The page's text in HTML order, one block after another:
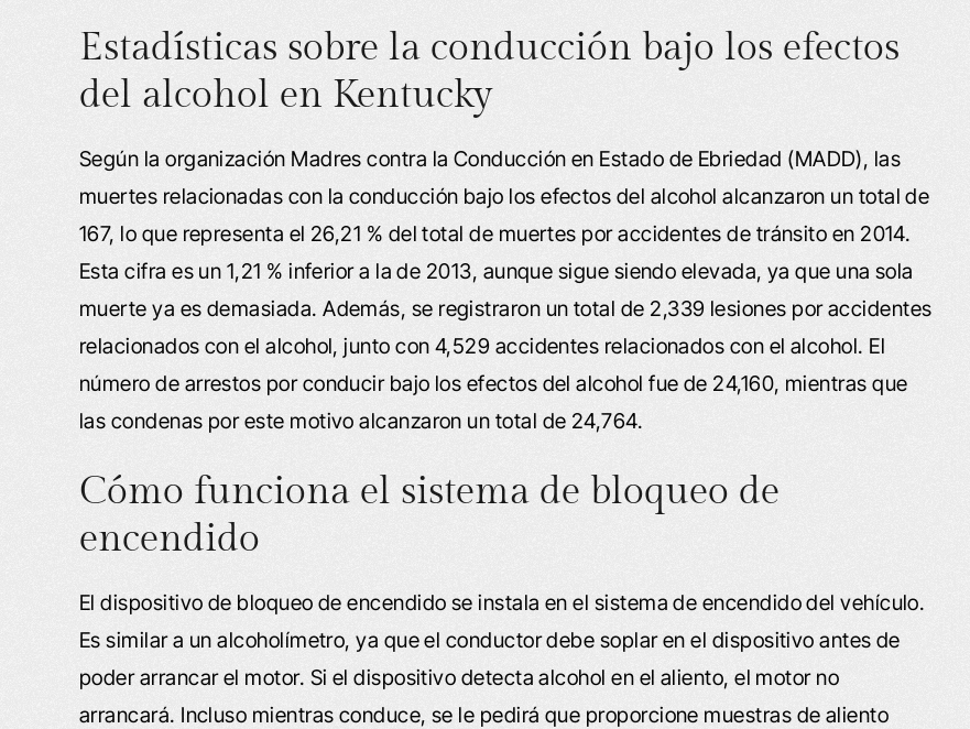
Estadísticas sobre la conducción bajo los efectos
del alcohol en Kentucky
Según la organización Madres contra la Conducción en Estado de Ebriedad (MADD), las
muertes relacionadas con la conducción bajo los efectos del alcohol alcanzaron un total de
167, lo que representa el 26,21 % del total de muertes por accidentes de tránsito en 2014.
Esta cifra es un 1,21 % inferior a la de 2013, aunque sigue siendo elevada, ya que una sola
muerte ya es demasiada. Además, se registraron un total de 2,339 lesiones por accidentes
relacionados con el alcohol, junto con 4,529 accidentes relacionados con el alcohol. El
número de arrestos por conducir bajo los efectos del alcohol fue de 24,160, mientras que
las condenas por este motivo alcanzaron un total de 24,764.
Cómo funciona el sistema de bloqueo de
encendido
El dispositivo de bloqueo de encendido se instala en el sistema de encendido del vehículo.
Es similar a un alcoholímetro, ya que el conductor debe soplar en el dispositivo antes de
poder arrancar el motor. Si el dispositivo detecta alcohol en el aliento, el motor no
arrancará. Incluso mientras conduce, se le pedirá que proporcione muestras de aliento